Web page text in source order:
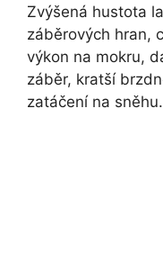
Zvýšená hustota
záběrových hran,
výkon na mokru,
záběr, kratší
zatáčení na sněhu.